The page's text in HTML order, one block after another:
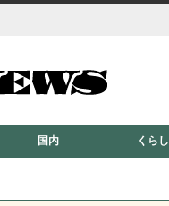
国内 くらし